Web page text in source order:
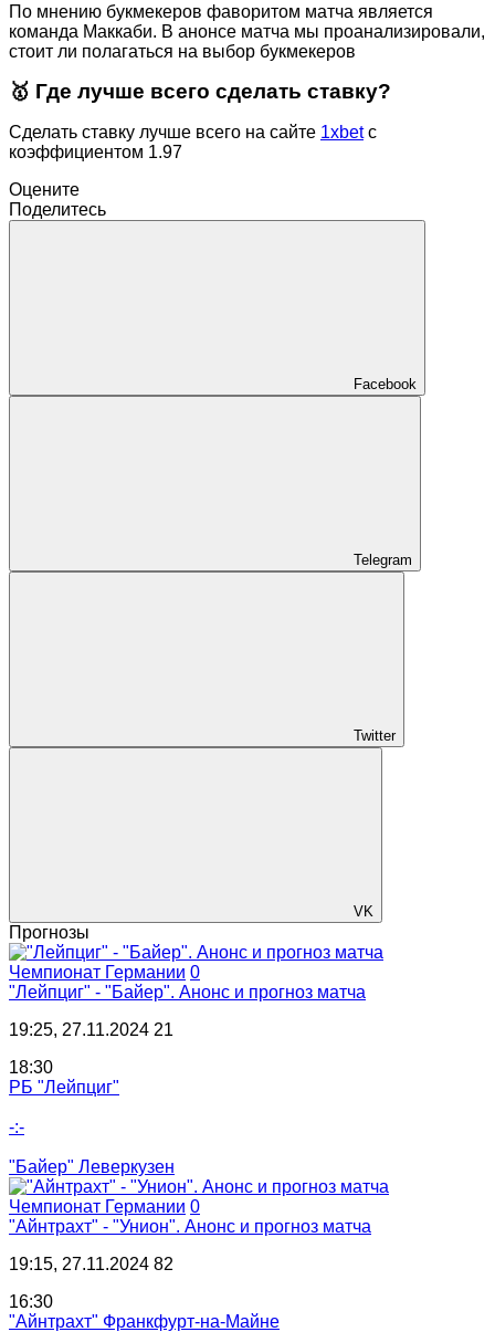
По мнению букмекеров фаворитом матча является
команда Маккаби. В анонсе матча мы проанализировали,
стоит ли полагаться на выбор букмекеров
🥇 Где лучше всего сделать ставку?
Сделать ставку лучше всего на сайте 1xbetс
коэффициентом 1.97
Оцените
Поделитесь
Facebook
Telegram
Twitter
VK
Прогнозы
Чемпионат Германии 0
"Лейпциг" - "Байер". Анонс и прогноз матча
19:25, 27.11.2024 21
18:30
РБ "Лейпциг"
-:-
"Байер" Леверкузен
Чемпионат Германии 0
"Айнтрахт" - "Унион". Анонс и прогноз матча
19:15, 27.11.2024 82
16:30
"Айнтрахт" Франкфурт-на-Майне